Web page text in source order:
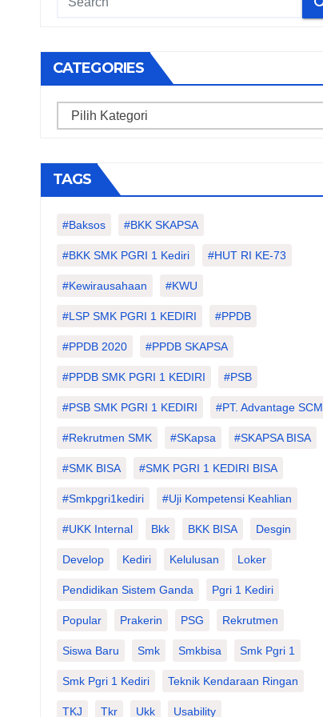
CATEGORIES
Categories
TAGS
#Baksos #BKK SKAPSA
#BKK SMK PGRI 1 Kediri #HUT RI KE-73
#kewirausahaan #KWU
#LSP SMK PGRI 1 KEDIRI #PPDB
#PPDB 2020 #PPDB SKAPSA
#PPDB SMK PGRI 1 KEDIRI #PSB
#PSB SMK PGRI 1 KEDIRI #PT. Advantage SCM
#Rekrutmen SMK #SKapsa #SKAPSA BISA
#SMK BISA #SMK PGRI 1 KEDIRI BISA
#smkpgri1kediri #Uji Kompetensi Keahlian
#UKK Internal Bkk BKK BISA Desgin
Develop Kediri Kelulusan Loker
Pendidikan Sistem Ganda Pgri 1 Kediri
Popular Prakerin PSG Rekrutmen
Siswa Baru Smk Smkbisa Smk Pgri 1
Smk Pgri 1 Kediri Teknik Kendaraan Ringan
TKJ Tkr Ukk Usability